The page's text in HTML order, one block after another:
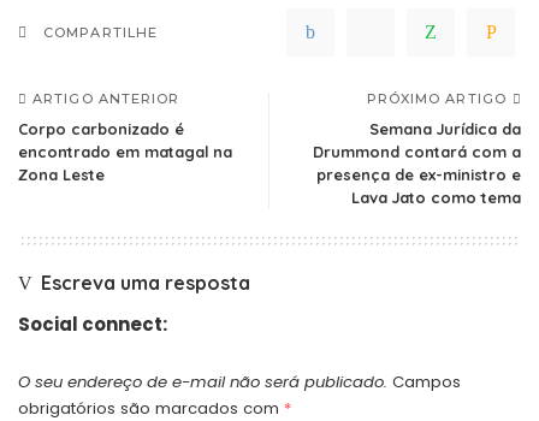
COMPARTILHE
ARTIGO ANTERIOR
Corpo carbonizado é
encontrado em matagal na
Zona Leste
PRÓXIMO ARTIGO
Semana Jurídica da
Drummond contará com a
presença de ex-ministro e
Lava Jato como tema
Escreva uma resposta
Social connect:
O seu endereço de e-mail não será publicado. Campos
obrigatórios são marcados com *